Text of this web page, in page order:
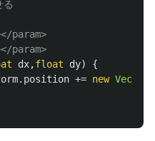
param>
param>
dx,float dy)
{
. position += new Vector3